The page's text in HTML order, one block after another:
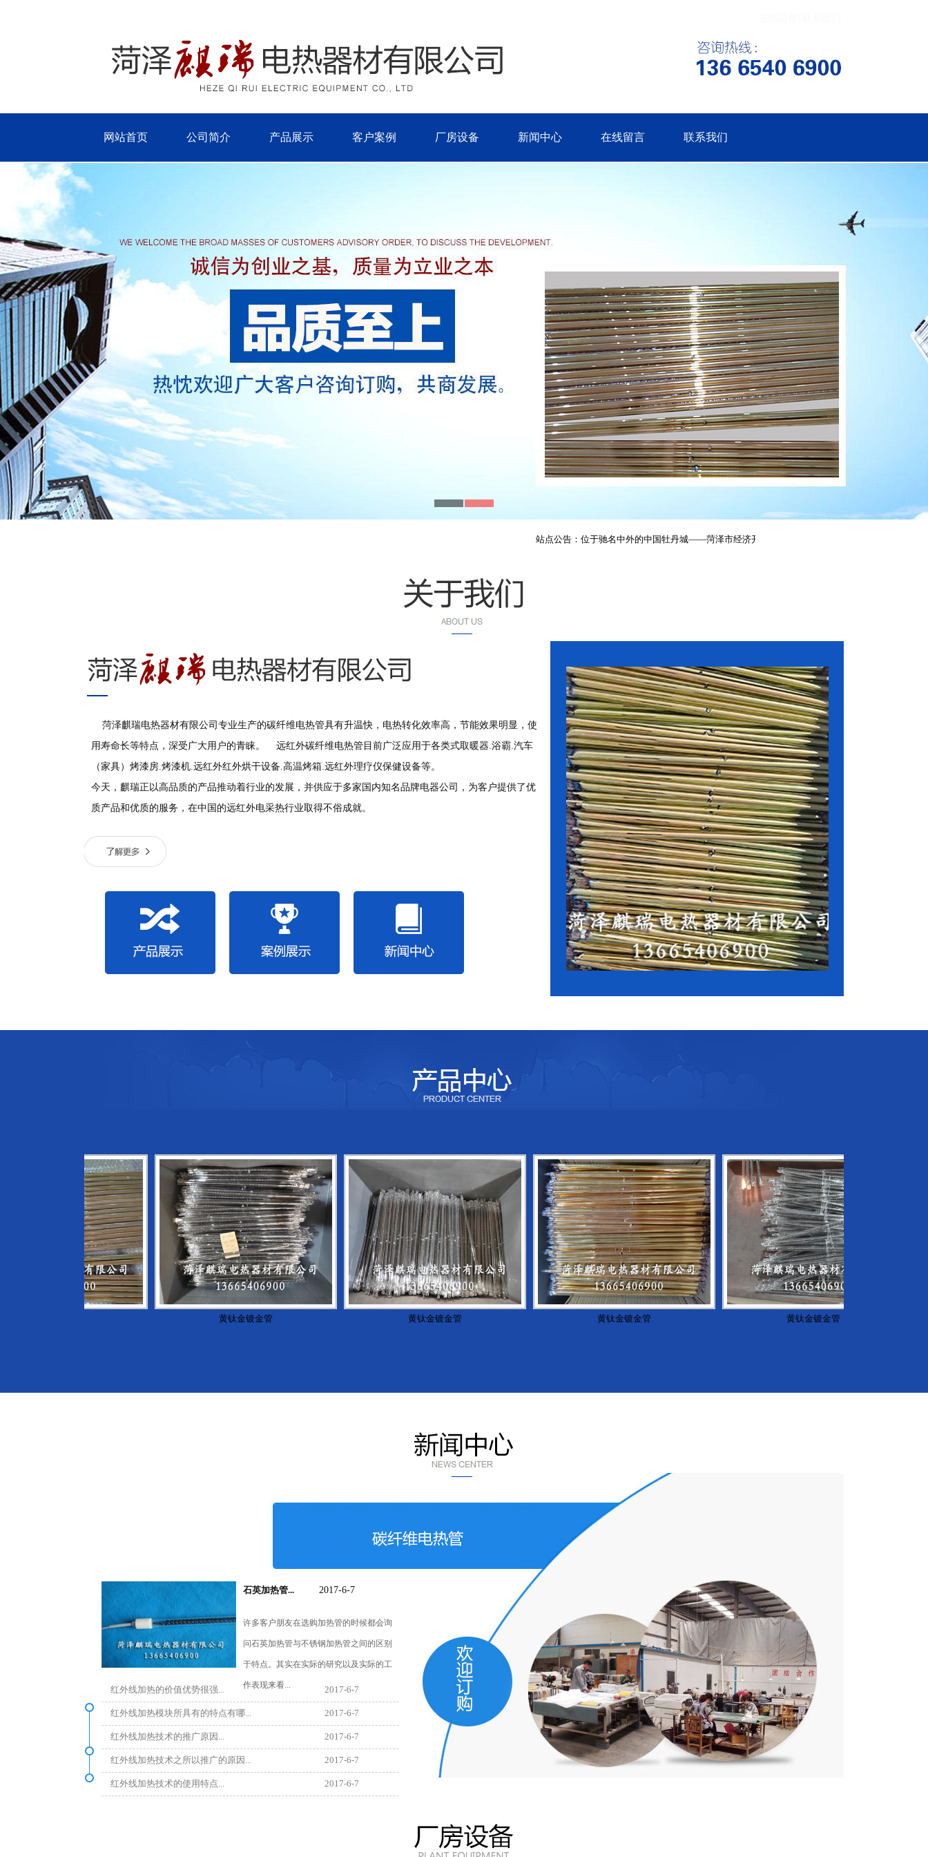
网站首页 公司简介 产品展示 客户案例 厂房设备 新闻中心 在线留言 联系我们
站点公告：位于驰名中外的中国牡丹城——菏泽市经济开发区境内，现有员工60余人。是一家集研发和
菏泽麒瑞电热器材有限公司专业生产的碳纤维电热管具有升温快，电热转化效率高，节能效果明显，使
用寿命长等特点，深受广大用户的青睐。 远红外碳纤维电热管目前广泛应用于各类式取暖器.浴霸.汽车
（家具）烤漆房.烤漆机.远红外红外烘干设备.高温烤箱.远红外理疗仪保健设备等。
今天，麒瑞正以高品质的产品推动着行业的发展，并供应于多家国内知名品牌电器公司，为客户提供了优
质产品和优质的服务，在中国的远红外电采热行业取得不俗成就。
黄钛金镀金管 黄钛金镀金管 黄钛金镀金管 黄钛金镀金管
石英加热管... 2017-6-7
许多客户朋友在选购加热管的时候都会询
问石英加热管与不锈钢加热管之间的区别
于特点。其实在实际的研究以及实际的工
作表现来看...
红外线加热的价值优势很强... 2017-6-7
红外线加热模块所具有的特点有哪... 2017-6-7
红外线加热技术的推广原因... 2017-6-7
红外线加热技术之所以推广的原因... 2017-6-7
红外线加热技术的使用特点... 2017-6-7